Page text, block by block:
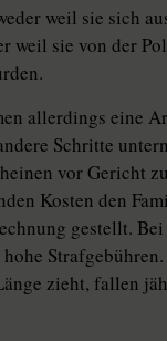
weil sie sich
weil sie von der
allerdings eine
Schritte
vor Gericht
Kosten den
gestellt.
zieht, fallen